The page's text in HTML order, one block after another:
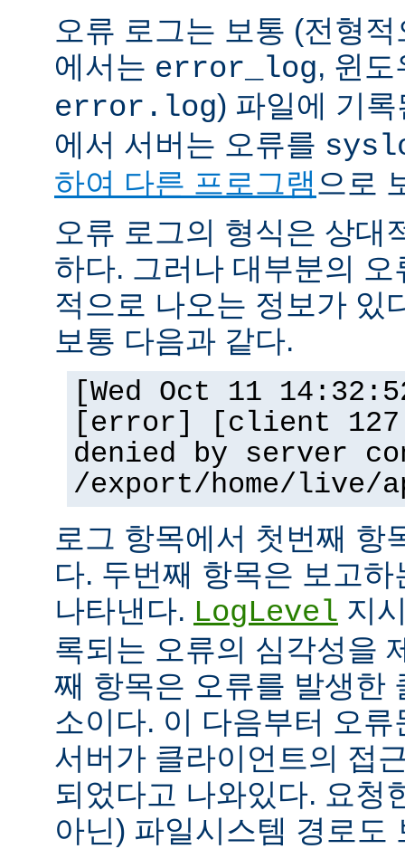
오류 로그는 보통 (전형
에서는 error_log, 윈
error.log) 파일에 기
에서 서버는 오류를
하여 다른 프로그램으로
오류 로그의 형식은 상대
하다. 그러나 대부분의
적으로 나오는 정보가 있
보통 다음과 같다.
[Wed Oct 11
[error] [client
denied by server
/export/home/live/
로그 항목에서 첫번째 항
다. 두번째 항목은 보고
나타낸다. LogLevel 지
록되는 오류의 심각성을
째 항목은 오류를 발생한
소이다. 이 다음부터 오
서버가 클라이언트의 접
되었다고 나와있다. 요청
아닌) 파일시스템 경로도